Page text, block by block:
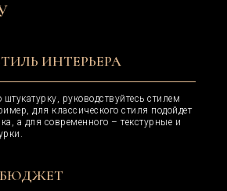
ИНТЕРЬЕРА
руководствуйтесь стилем
для классического стиля подойдет
а для современного – текстурные и
БЮДЖЕТ
краска и
штукатурка
Текстильная
Травертин
Песок
Мрамор
Замша